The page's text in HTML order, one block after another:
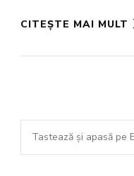
CITEȘTE MAI MULT
Cauți
ceva?